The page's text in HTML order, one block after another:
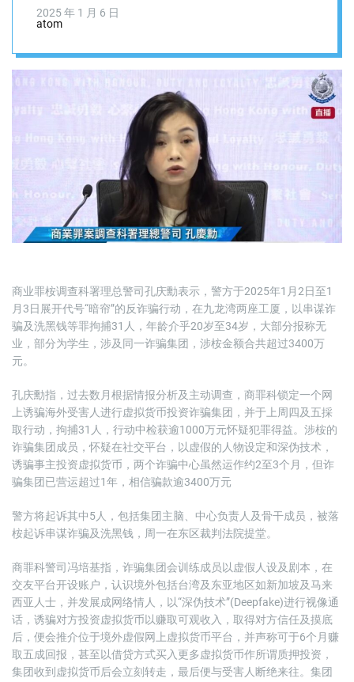
2025 年 1 月 6 日
atom
商业罪桉调查科署理总警司孔庆勳表示，警方于2025年1月2日至1
月3日展开代号“暗帘”的反诈骗行动，在九龙湾两座工厦，以串谋诈
骗及洗黑钱等罪拘捕31人，年龄介乎20岁至34岁，大部分报称无
业，部分为学生，涉及同一诈骗集团，涉桉金额合共超过3400万
元。
孔庆勳指，过去数月根据情报分析及主动调查，商罪科锁定一个网
上诱骗海外受害人进行虚拟货币投资诈骗集团，并于上周四及五採
取行动，拘捕31人，行动中检获逾1000万元怀疑犯罪得益。涉桉的
诈骗集团成员，怀疑在社交平台，以虚假的人物设定和深伪技术，
诱骗事主投资虚拟货币，两个诈骗中心虽然运作约2至3个月，但诈
骗集团已营运超过1年，相信骗款逾3400万元
警方将起诉其中5人，包括集团主脑、中心负责人及骨干成员，被落
桉起诉串谋诈骗及洗黑钱，周一在东区裁判法院提堂。
商罪科警司冯培基指，诈骗集团会训练成员以虚假人设及剧本，在
交友平台开设账户，认识境外包括台湾及东亚地区如新加坡及马来
西亚人士，并发展成网络情人，以“深伪技术”(Deepfake)进行视像通
话，诱骗对方投资虚拟货币以赚取可观收入，取得对方信任及摸底
后，便会推介位于境外虚假网上虚拟货币平台，并声称可于6个月赚
取五成回报，甚至以借贷方式买入更多虚拟货币作所谓质押投资，
集团收到虚拟货币后会立刻转走，最后便与受害人断绝来往。集团